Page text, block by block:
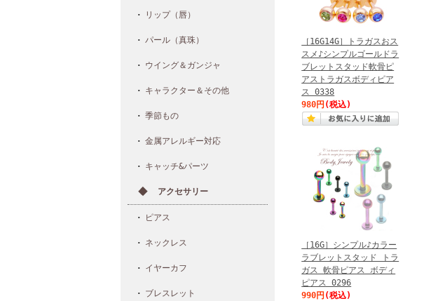
リップ（唇）
パール（真珠）
ウイング＆ガンジャ
キャラクター＆その他
季節もの
金属アレルギー対応
キャッチ&パーツ
アクセサリー
ピアス
ネックレス
イヤーカフ
ブレスレット
［16G14G］トラガスおス
スメ♪シンプルゴールドラ
ブレットスタッド軟骨ピ
アストラガスボディピア
ス 0338
980円 (税込)
［16G］シンプル♪カラー
ラブレットスタッド トラ
ガス 軟骨ピアス ボディ
ピアス 0296
990円 (税込)